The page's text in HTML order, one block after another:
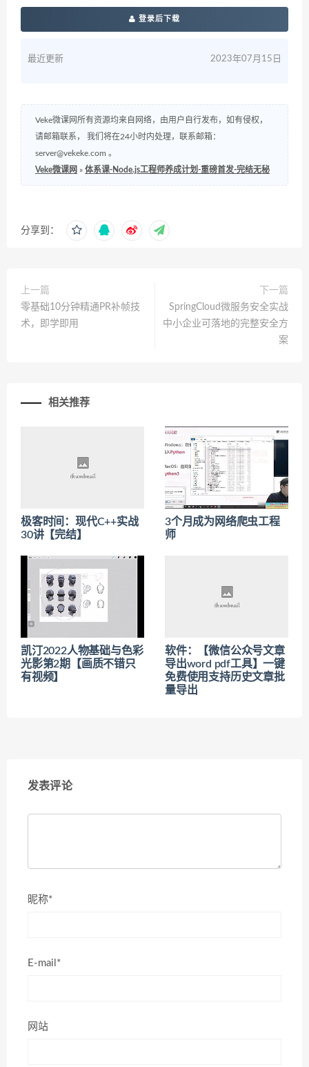
登录后下载
最近更新 2023年07月15日
Veke微课网所有资源均来自网络，由用户自行发布，如有侵权，
请邮箱联系， 我们将在24小时内处理，联系邮箱：
server@vekeke.com 。
Veke微课网 » 体系课-Node.js工程师养成计划-重磅首发-完结无秘
分享到：
上一篇
零基础10分钟精通PR补帧技
术，即学即用
下一篇
SpringCloud微服务安全实战
中小企业可落地的完整安全方
案
相关推荐
极客时间：现代C++实战
30讲【完结】
3个月成为网络爬虫工程
师
凯汀2022人物基础与色彩
光影第2期【画质不错只
有视频】
软件：【微信公众号文章
导出word pdf工具】一键
免费使用支持历史文章批
量导出
发表评论
昵称*
E-mail*
网站